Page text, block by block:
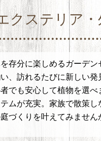
ステリア・
存分に楽しめるガーデ
、訪れるたびに新しい
でも安心して植物を選
ムが充実。家族で散策
づくりを叶えてみません